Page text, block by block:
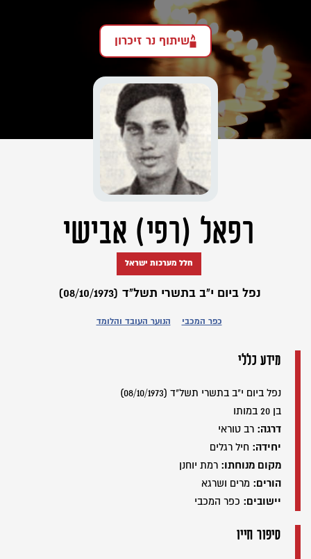
שיתוף נר זיכרון
רפאל (רפי) אבישי
חלל מערכות ישראל
נפל ביום י"ב בתשרי תשל"ד (08/10/1973)
כפר המכבי הנוער העובד והלומד
מידע כללי
נפל ביום י"ב בתשרי תשל"ד (08/10/1973)
בן 20 במותו
דרגה: רב טוראי
יחידה: חיל רגלים
מקום מנוחתו: רמת יוחנן
הורים: מרים ושרגא
יישובים: כפר המכבי
סיפור חייו